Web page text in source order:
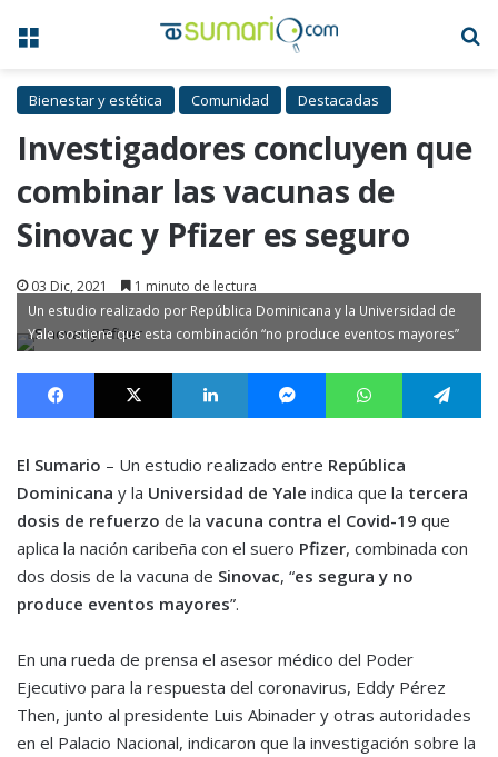
Menú
Bienestar y estética Comunidad Destacadas
Investigadores concluyen que
combinar las vacunas de
Sinovac y Pfizer es seguro
03 Dic, 2021 1 minuto de lectura
Un estudio realizado por República Dominicana y la Universidad de
Yale sostiene que esta combinación “no produce eventos mayores”
Facebook X LinkedIn MessengerWhatsApp
El Sumario – Un estudio realizado entre República
Dominicana y la Universidad de Yale indica que la tercera
dosis de refuerzo de la vacuna contra el Covid-19 que
aplica la nación caribeña con el suero Pfizer, combinada con
dos dosis de la vacuna de Sinovac, “es segura y no
produce eventos mayores”.
En una rueda de prensa el asesor médico del Poder
Ejecutivo para la respuesta del coronavirus, Eddy Pérez
Then, junto al presidente Luis Abinader y otras autoridades
en el Palacio Nacional, indicaron que la investigación sobre la